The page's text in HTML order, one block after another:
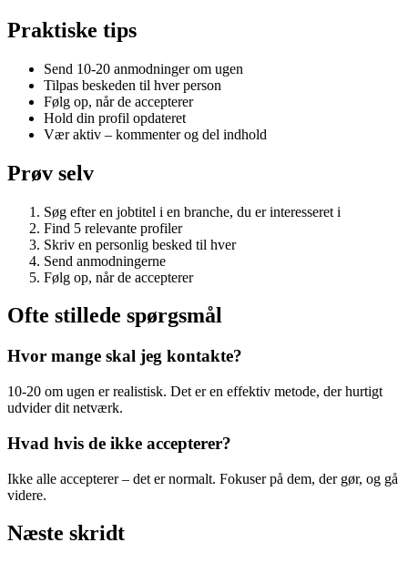
Praktiske tips
Send 10-20 anmodninger om ugen
Tilpas beskeden til hver person
Følg op, når de accepterer
Hold din profil opdateret
Vær aktiv – kommenter og del indhold
Prøv selv
Søg efter en jobtitel i en branche, du er interesseret i
Find 5 relevante profiler
Skriv en personlig besked til hver
Send anmodningerne
Følg op, når de accepterer
Ofte stillede spørgsmål
Hvor mange skal jeg kontakte?
10-20 om ugen er realistisk. Det er en effektiv metode, der hurtigt
udvider dit netværk.
Hvad hvis de ikke accepterer?
Ikke alle accepterer – det er normalt. Fokuser på dem, der gør, og gå
videre.
Næste skridt